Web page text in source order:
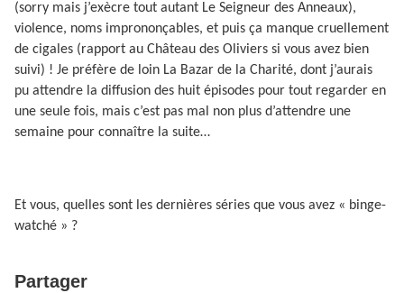
(sorry mais j’exècre tout autant Le Seigneur des Anneaux),
violence, noms imprononçables, et puis ça manque cruellement
de cigales (rapport au Château des Oliviers si vous avez bien
suivi) ! Je préfère de loin La Bazar de la Charité, dont j’aurais
pu attendre la diffusion des huit épisodes pour tout regarder en
une seule fois, mais c’est pas mal non plus d’attendre une
semaine pour connaître la suite…
Et vous, quelles sont les dernières séries que vous avez « binge-
watché » ?
Partager